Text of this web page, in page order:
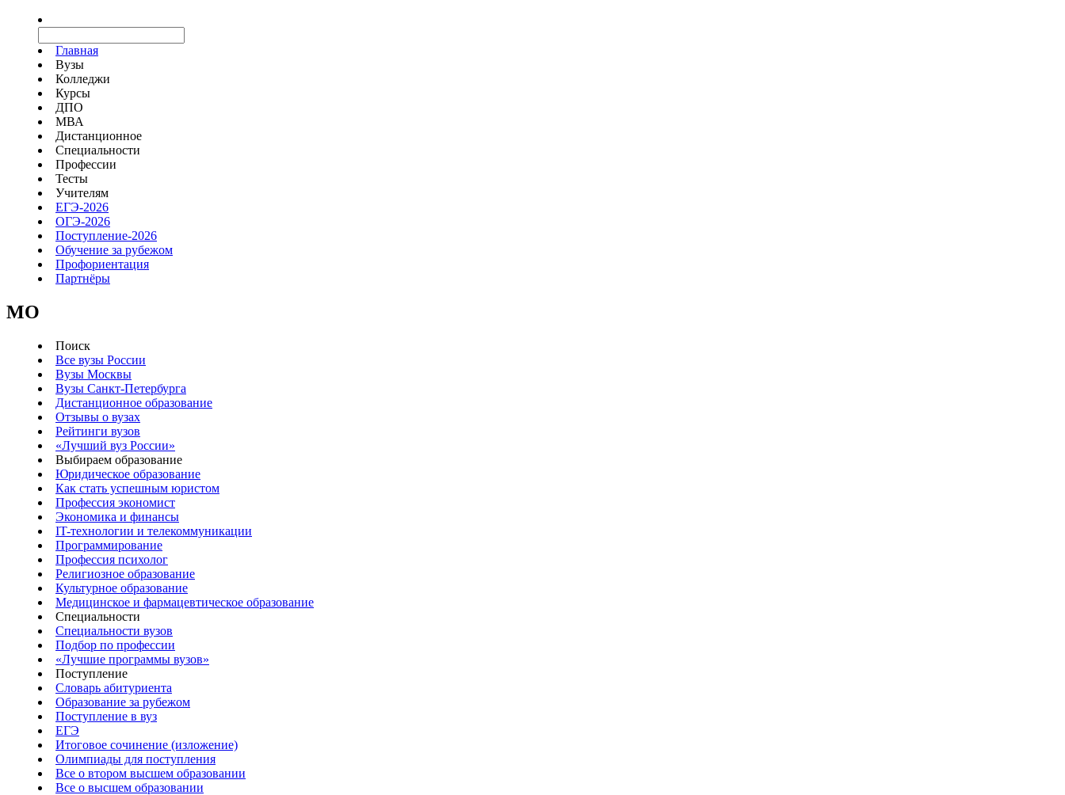
Главная
Вузы
Колледжи
Курсы
ДПО
МВА
Дистанционное
Специальности
Профессии
Тесты
Учителям
ЕГЭ-2026
ОГЭ-2026
Поступление-2026
Обучение за рубежом
Профориентация
Партнёры
MO
Поиск
Все вузы России
Вузы Москвы
Вузы Санкт-Петербурга
Дистанционное образование
Отзывы о вузах
Рейтинги вузов
«Лучший вуз России»
Выбираем образование
Юридическое образование
Как стать успешным юристом
Профессия экономист
Экономика и финансы
IT-технологии и телекоммуникации
Программирование
Профессия психолог
Религиозное образование
Культурное образование
Медицинское и фармацевтическое образование
Специальности
Специальности вузов
Подбор по профессии
«Лучшие программы вузов»
Поступление
Словарь абитуриента
Образование за рубежом
Поступление в вуз
ЕГЭ
Итоговое сочинение (изложение)
Олимпиады для поступления
Все о втором высшем образовании
Все о высшем образовании